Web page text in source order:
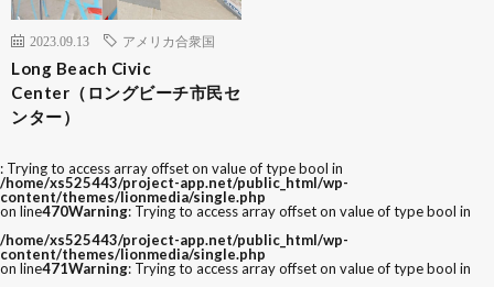
2023.09.13 アメリカ合衆国
Long Beach Civic
Center（ロングビーチ市民セ
ンター）
: Trying to access array offset on value of type bool in
/home/xs525443/project-app.net/public_html/wp-
content/themes/lionmedia/single.php
on line470Warning: Trying to access array offset on value of type bool in
/home/xs525443/project-app.net/public_html/wp-
content/themes/lionmedia/single.php
on line471Warning: Trying to access array offset on value of type bool in